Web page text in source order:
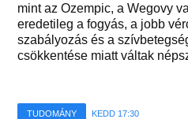
mint az Ozempic, a Wegovy
eredetileg a fogyás, a jobb
szabályozás és a
csökkentése miatt váltak
TUDOMÁNY KEDD 17:30